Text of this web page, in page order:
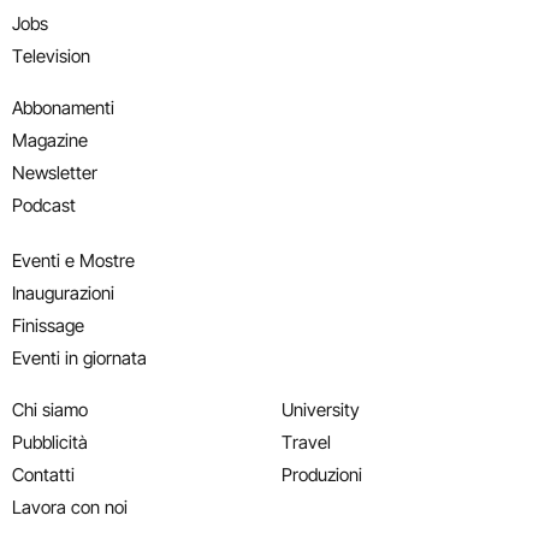
Jobs
Television
Abbonamenti
Magazine
Newsletter
Podcast
Eventi e Mostre
Inaugurazioni
Finissage
Eventi in giornata
Chi siamo
Pubblicità
Contatti
Lavora con noi
University
Travel
Produzioni